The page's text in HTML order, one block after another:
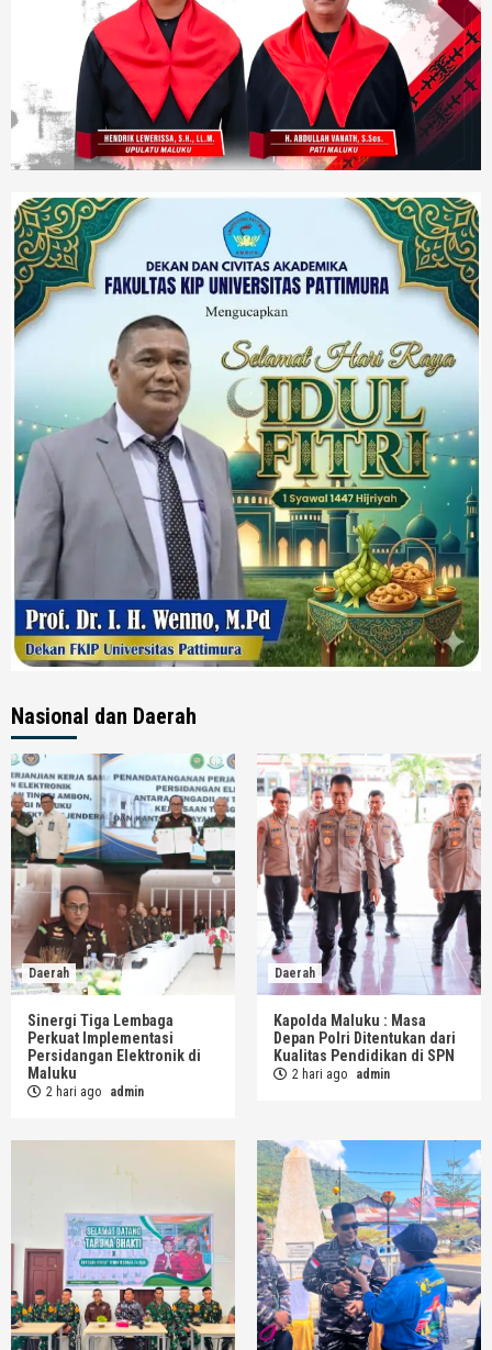
Nasional dan Daerah
Daerah
Sinergi Tiga Lembaga
Perkuat Implementasi
Persidangan Elektronik di
Maluku
2 hari ago admin
Daerah
Kapolda Maluku : Masa
Depan Polri Ditentukan dari
Kualitas Pendidikan di SPN
2 hari ago admin